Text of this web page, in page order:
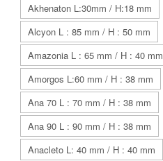
Akhenaton L:30mm / H:18 mm
Alcyon L : 85 mm / H : 50 mm
Amazonia L : 65 mm / H : 40 mm
Amorgos L:60 mm / H : 38 mm
Ana 70 L : 70 mm / H : 38 mm
Ana 90 L : 90 mm / H : 38 mm
Anacleto L: 40 mm / H : 40 mm